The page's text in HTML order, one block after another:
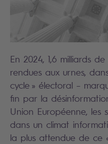
En 2024, 1,6 milliards
rendues aux urnes,
cycle » électoral –
fin par la
Union Européenne, les
dans un climat
la plus attendue de ce «